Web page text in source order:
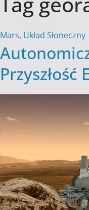
Mars, Układ Słoneczny